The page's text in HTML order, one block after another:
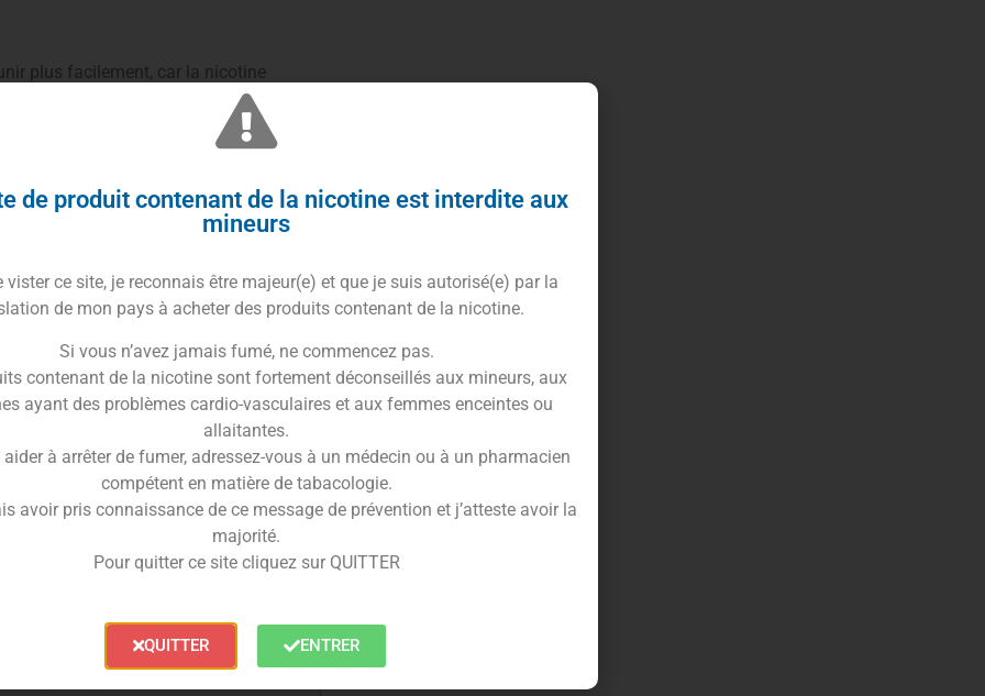
plus facilement, car la nicotine
et la chaleur).
clair qu’un 10 mg ou 20 mg.
naturellement
tabac, gourmandes
l’origine et peuvent se colorer
est même recherchée pour arrondir
accélérée par de mauvaises
dans le réservoir
brun rapidement, la cause est
chauffe répétée. Le phénomène
ou s’il faut
de produit contenant de la nicotine est interdite aux
mineurs
vister ce site, je reconnais être majeur(e) et que je suis autorisé(e) par la
de mon pays à acheter des produits contenant de la nicotine.
Si vous n’avez jamais fumé, ne commencez pas.
contenant de la nicotine sont fortement déconseillés aux mineurs, aux
ayant des problèmes cardio-vasculaires et aux femmes enceintes ou
allaitantes.
à arrêter de fumer, adressez-vous à un médecin ou à un pharmacien
compétent en matière de tabacologie.
avoir pris connaissance de ce message de prévention et j’atteste avoir la
majorité.
Pour quitter ce site cliquez sur QUITTER
QUITTER ENTRER